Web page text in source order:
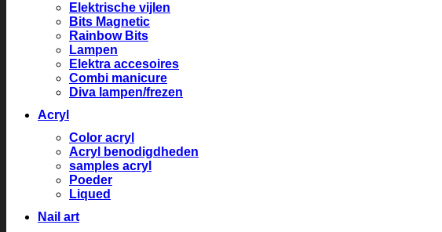
Elektrische vijlen
Bits Magnetic
Rainbow Bits
Lampen
Elektra accesoires
Combi manicure
Diva lampen/frezen
Acryl
Color acryl
Acryl benodigdheden
samples acryl
Poeder
Liqued
Nail art